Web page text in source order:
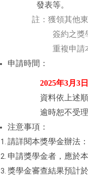
發表等。
註：獲領其他
簽約之
重複申請
申請時間：
2025年3月3
資料依上述
逾時恕不受理
注意事項：
請詳閱本獎學金辦法：
申請獎學金者，應於
獎學金審查結果預計